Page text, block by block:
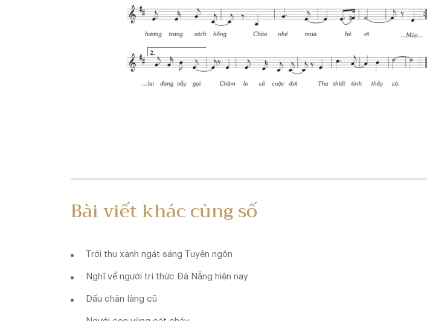
Bài viết khác cùng số
Trời thu xanh ngát sáng Tuyên ngôn
Nghĩ về người trí thức Đà Nẵng hiện nay
Dấu chân làng cũ